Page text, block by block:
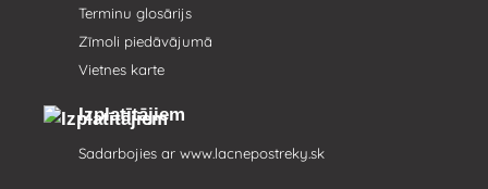
Terminu glosārijs
Zīmoli piedāvājumā
Vietnes karte
Izplatītājiem
Sadarbojies ar www.lacnepostreky.sk